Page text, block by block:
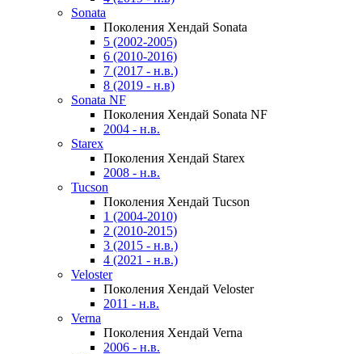
Sonata
Поколения Хендай Sonata
5 (2002-2005)
6 (2010-2016)
7 (2017 - н.в.)
8 (2019 - н.в)
Sonata NF
Поколения Хендай Sonata NF
2004 - н.в.
Starex
Поколения Хендай Starex
2008 - н.в.
Tucson
Поколения Хендай Tucson
1 (2004-2010)
2 (2010-2015)
3 (2015 - н.в.)
4 (2021 - н.в.)
Veloster
Поколения Хендай Veloster
2011 - н.в.
Verna
Поколения Хендай Verna
2006 - н.в.